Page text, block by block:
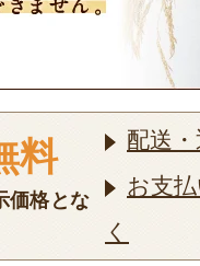
料
価格とな
配送
お支
く